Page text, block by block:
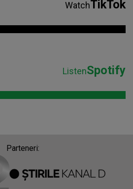
WatchTikTok
ListenSpotify
Parteneri: